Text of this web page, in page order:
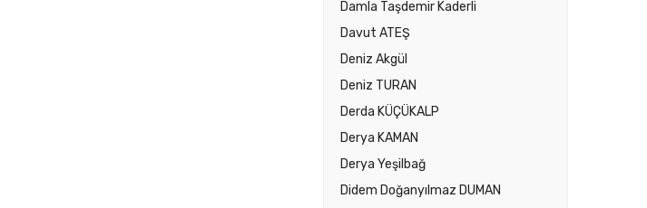
Damla Taşdemir Kaderli
Davut ATEŞ
Deniz Akgül
Deniz TURAN
Derda KÜÇÜKALP
Derya KAMAN
Derya Yeşilbağ
Didem Doğanyılmaz DUMAN